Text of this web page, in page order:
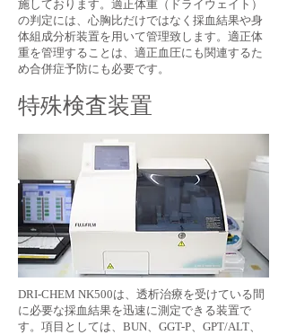
施しております。適正体重（ドライウェイト）
の判定には、心胸比だけではなく採血結果や身
体組成分析装置を用いて管理致します。適正体
重を管理することは、適正血圧にも関連するた
め合併症予防にも必要です。
特殊検査装置
DRI-CHEM NK500は、透析治療を受けている間
に必要な採血結果を迅速に測定できる装置で
す。項目としては、BUN、GGT-P、GPT/ALT、